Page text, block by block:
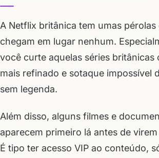
A Netflix britânica tem umas pérolas
chegam em lugar nenhum.
você curte aquelas séries britânicas
mais refinado e sotaque impossível
sem legenda.
Além disso, alguns filmes e
aparecem primeiro lá antes de
É tipo ter acesso VIP ao conteúdo,